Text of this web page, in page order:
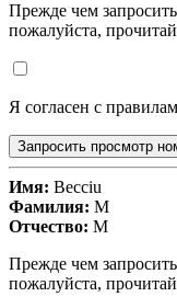
Прежде чем
пожалуйста,
Я согласен с
Запросить просмотр
Имя: Becciu
Фамилия: M
Отчество: M
Прежде чем
пожалуйста,